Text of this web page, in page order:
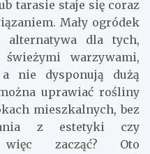
tarasie staje się coraz
Mały ogródek
alternatywa dla tych,
warzywami,
nie dysponują dużą
uprawiać rośliny
mieszkalnych, bez
z estetyki czy
zacząć? Oto